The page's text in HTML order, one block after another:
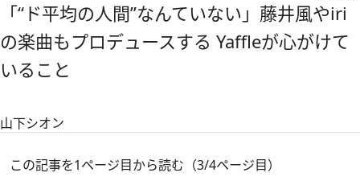
「“ド平均の人間”なんていない」藤井風やiri
の楽曲もプロデュースする Yaffleが心がけて
いること
山下シオン
この記事を1ページ目から読む（3/4ページ目）